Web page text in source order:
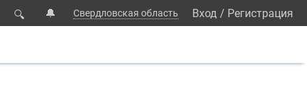
🔍 🔔 Свердловская область Вход / Регистрация